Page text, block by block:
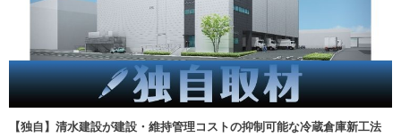
【独自】清水建設が建設・維持管理コストの抑制可能な冷蔵倉庫新工法